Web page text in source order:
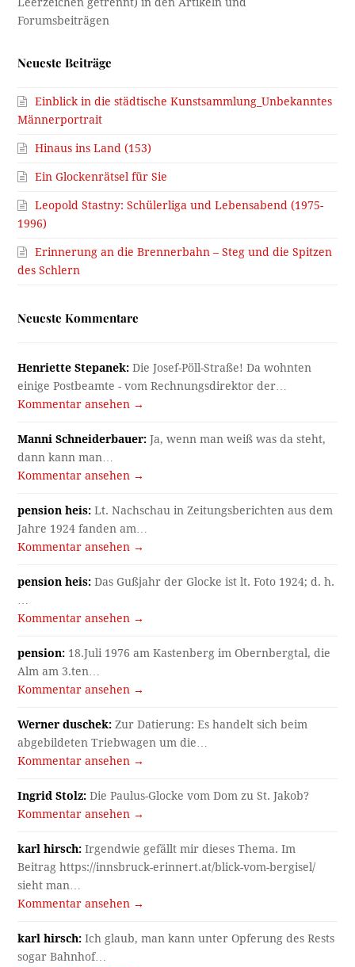
Neueste Beiträge
Einblick in die städtische Kunstsammlung_Unbekanntes
Männerportrait
Hinaus ins Land (153)
Ein Glockenrätsel für Sie
Leopold Stastny: Schülerliga und Lebensabend (1975-
1996)
Erinnerung an die Brennerbahn – Steg und die Spitzen
des Schlern
Neueste Kommentare
Henriette Stepanek: Die Josef-Pöll-Straße! Da wohnten
einige Postbeamte - vom Rechnungsdirektor der…
Kommentar ansehen →
Manni Schneiderbauer: Ja, wenn man weiß was da steht,
dann kann man…
Kommentar ansehen →
pension heis: Lt. Nachschau in Zeitungsberichten aus dem
Jahre 1924 fanden am…
Kommentar ansehen →
pension heis: Das Gußjahr der Glocke ist lt. Foto 1924; d. h.
Kommentar ansehen →
pension: 18.Juli 1976 am Kastenberg im Obernbergtal, die
Alm am 3.ten…
Kommentar ansehen →
Werner duschek: Zur Datierung: Es handelt sich beim
abgebildeten Triebwagen um die…
Kommentar ansehen →
Ingrid Stolz: Die Paulus-Glocke vom Dom zu St. Jakob?
Kommentar ansehen →
karl hirsch: Irgendwie gefällt mir dieses Thema. Im
Beitrag https://innsbruck-erinnert.at/blick-vom-bergisel/
sieht man…
Kommentar ansehen →
karl hirsch: Ich glaub, man kann unter Opferung des Rests
sogar Bahnhof…